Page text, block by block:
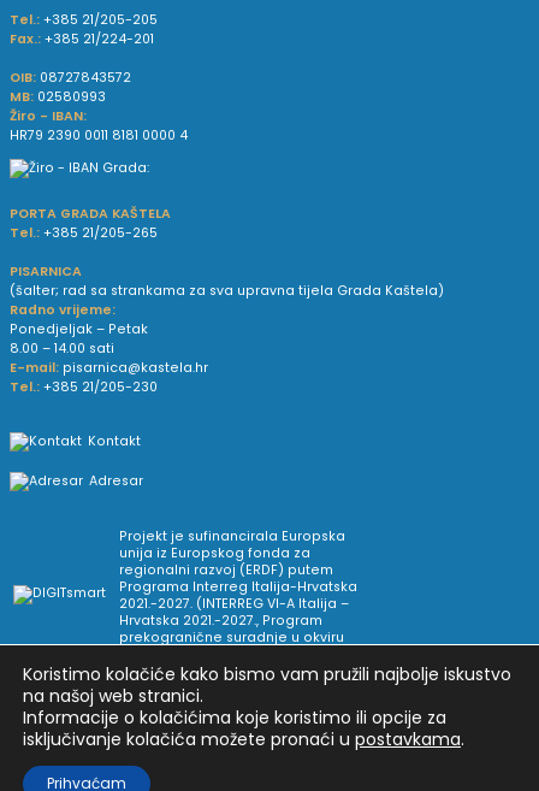
Tel.: +385 21/205-205
Fax.: +385 21/224-201
OIB: 08727843572
MB: 02580993
Žiro - IBAN:
HR79 2390 0011 8181 0000 4
PORTA GRADA KAŠTELA
Tel.: +385 21/205-265
PISARNICA
(šalter; rad sa strankama za sva upravna tijela Grada Kaštela)
Radno vrijeme:
Ponedjeljak – Petak
8.00 – 14.00 sati
E-mail: pisarnica@kastela.hr
Tel.: +385 21/205-230
Kontakt
Adresar
Projekt je sufinancirala Europska
unija iz Europskog fonda za
regionalni razvoj (ERDF) putem
Programa Interreg Italija-Hrvatska
2021.-2027. (INTERREG VI-A Italija –
Hrvatska 2021.-2027., Program
prekogranične suradnje u okviru
Arhiva novosti Uvjeti korištenja Impressum
Pravne informacije i pravila privatnosti
Koristimo kolačiće kako bismo vam pružili najbolje iskustvo
na našoj web stranici.
Informacije o kolačićima koje koristimo ili opcije za
isključivanje kolačića možete pronaći u postavkama.
Prihvaćam